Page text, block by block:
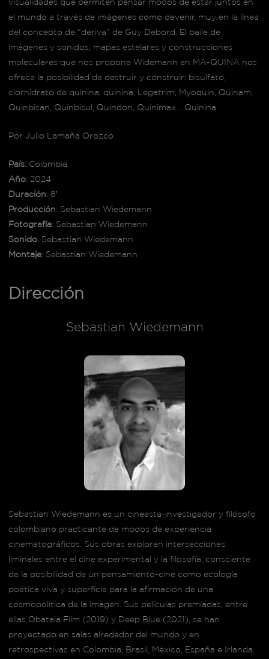
el mundo a través de imágenes como devenir, muy en la línea
del concepto de “deriva” de Guy Debord. El baile de
imágenes y sonidos, mapas estelares y construcciones
moleculares que nos propone Widemann en MA-QUINA nos
ofrece la posibilidad de destruir y construir: bisulfato,
clorhidrato de quinina, quinina, Legatrim, Myoquin, Quinam,
Quinbisan, Quinbisul, Quindon, Quinimax… Quinina.
Por Julio Lamaña Orozco
País: Colombia
Año: 2024
Duración: 8′
Producción: Sebastian Wiedemann
Fotografía: Sebastian Wiedemann
Sonido: Sebastian Wiedemann
Montaje: Sebastian Wiedemann
Dirección
Sebastian Wiedemann
Sebastian Wiedemann es un cineasta-investigador y filósofo
colombiano practicante de modos de experiencia
cinematográficos. Sus obras exploran intersecciones
liminales entre el cine experimental y la filosofía, consciente
de la posibilidad de un pensamiento-cine como ecología
poética viva y superficie para la afirmación de una
cosmopolítica de la imagen. Sus películas premiadas, entre
ellas Obatala Film (2019) y Deep Blue (2021), se han
proyectado en salas alrededor del mundo y en
retrospectivas en Colombia, Brasil, México, España e Irlanda.